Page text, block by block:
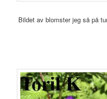
Bildet av blomster jeg så på